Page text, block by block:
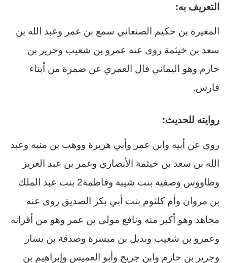
التعريف به:
المغيرة بن حكيم الصنعاني سمع بن عمر وعبد الله بن
سعد بن خيثمة روى عنه عمرو بن شعيب وجرير بن
حازم وهو اليماني قال العمري عن ضمرة من أبناء
فارس.
روايته للحديث:
روى عن أبيه وابن عمر وأبي هريرة ووهب بن منبه وعبد
الله بن سعد بن خيثمة الأنصاري وعمر بن عبد العزيز
وطاووس وصفية بنت شيبة وفاطمة2 بنت عبد الملك
بن مروان وأم كلثوم بنت أبي بكر الصديق روى عنه
مجاهد وهو أكبر منه ونافع مولى بن عمر وهو من أقرانه
وعمرو بن شعيب وبديل بن ميسرة وصدقة بن يسار
وجرير بن حازم وابن جريج وأبو العميس وإبراهيم بن